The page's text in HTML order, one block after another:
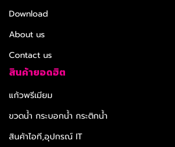
Download
About us
Contact us
สินค้ายอดฮิต
แก้วพรีเมียม
ขวดน้ำ กระบอกน้ำ กระติกน้ำ
สินค้าไอที,อุปกรณ์ IT